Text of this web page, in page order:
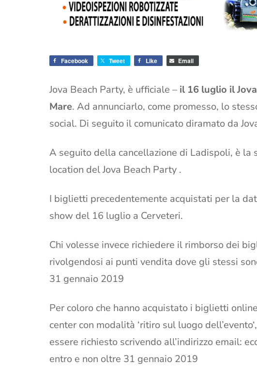
Facebook Tweet Like Email
Jova Beach Party, è ufficiale – il 16 luglio il
Mare. Ad annunciarlo, come promesso, lo
social. Di seguito il comunicato diramato da
A seguito della cancellazione di Ladispoli, è la
location del Jova Beach Party .
I biglietti precedentemente acquistati per la
show del 16 luglio a Cerveteri.
Chi volesse invece richiedere il rimborso dei
rivolgendosi ai punti vendita dove gli stessi
31 gennaio 2019
Per coloro che hanno acquistato i biglietti
center con modalità ‘ritiro sul luogo
essere richiesto scrivendo all’indirizzo email:
entro e non oltre 31 gennaio 2019